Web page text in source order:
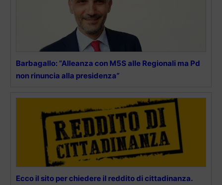
Barbagallo: “Alleanza con M5S alle Regionali ma Pd
non rinuncia alla presidenza”
Ecco il sito per chiedere il reddito di cittadinanza.